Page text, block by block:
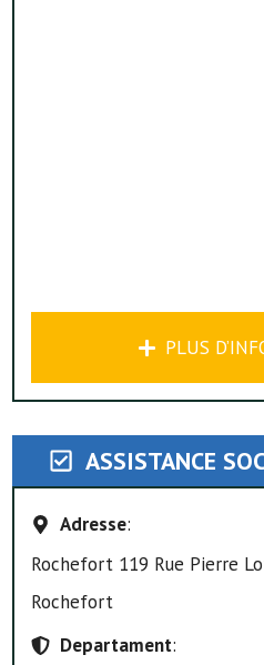
PLUS
ASSISTANCE
Adresse:
Rochefort 119 Rue Pierre
Rochefort
Departament: